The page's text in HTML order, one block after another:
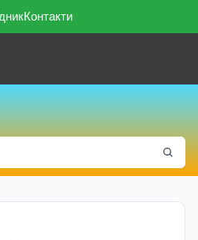
Контакти